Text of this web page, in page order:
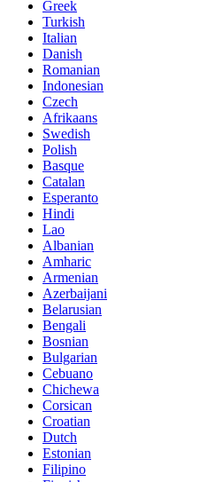
Greek
Turkish
Italian
Danish
Romanian
Indonesian
Czech
Afrikaans
Swedish
Polish
Basque
Catalan
Esperanto
Hindi
Lao
Albanian
Amharic
Armenian
Azerbaijani
Belarusian
Bengali
Bosnian
Bulgarian
Cebuano
Chichewa
Corsican
Croatian
Dutch
Estonian
Filipino